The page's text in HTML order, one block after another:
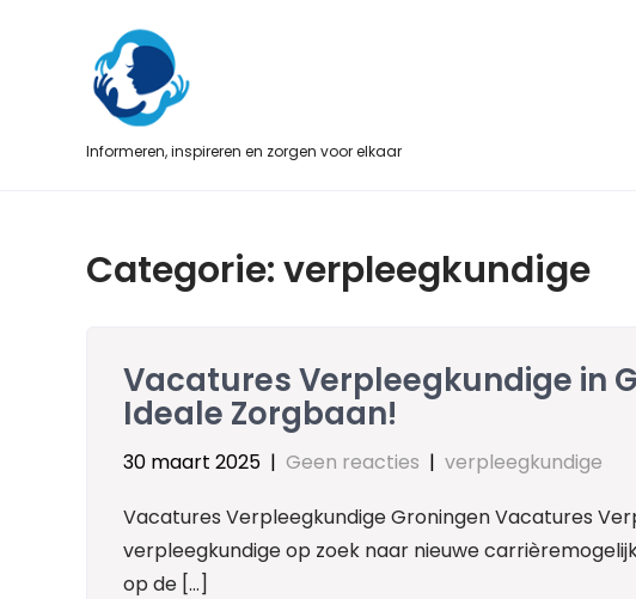
Informeren, inspireren en zorgen voor elkaar
Categorie:verpleegkundige
Vacatures Verpleegkundige in
Ideale Zorgbaan!
30 maart 2025 | Geen reacties | verpleegkundige
Vacatures Verpleegkundige Groningen Vacatures
verpleegkundige op zoek naar nieuwe
op de […]